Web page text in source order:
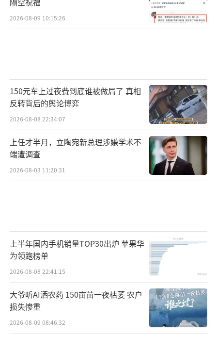
2026-08-09 10:15:26
150元车上过夜费到底谁被做局了 真相
反转背后的舆论博弈
2026-08-08 22:34:07
上任才半月，立陶宛新总理涉嫌学术不
端遭调查
2026-08-03 11:20:31
上半年国内手机销量TOP30出炉 苹果华
为领跑榜单
2026-08-08 22:41:15
大爷听AI洒农药 150亩苗一夜枯萎 农户
损失惨重
2026-08-09 08:46:32